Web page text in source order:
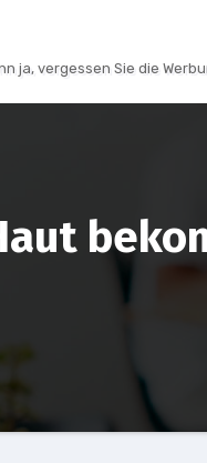
ja, vergessen Sie die